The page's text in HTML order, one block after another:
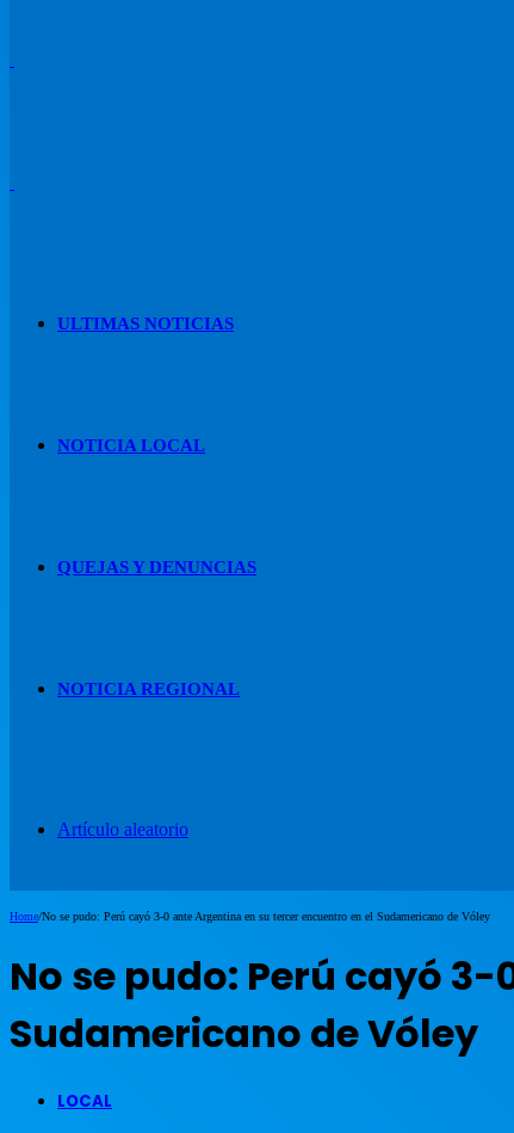
ULTIMAS NOTICIAS
NOTICIA LOCAL
QUEJAS Y DENUNCIAS
NOTICIA REGIONAL
Artículo aleatorio
Home/No se pudo: Perú cayó 3-0 ante Argentina en su tercer encuentro en el Sudamericano de Vóley
No se pudo: Perú cayó
Sudamericano de Vóley
LOCAL